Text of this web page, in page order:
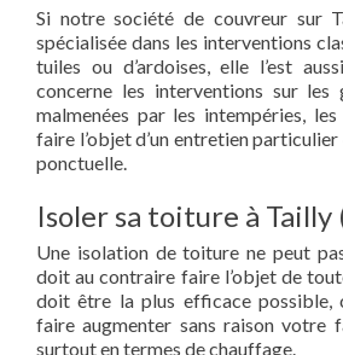
Si notre société de couvreur sur
spécialisée dans les interventions
tuiles ou d’ardoises, elle l’est
concerne les interventions sur les
malmenées par les intempéries,
faire l’objet d’un entretien particulier
ponctuelle.
Isoler sa toiture à Tailly
Une isolation de toiture ne peut
doit au contraire faire l’objet de
doit être la plus efficace possible,
faire augmenter sans raison votre
surtout en termes de chauffage.